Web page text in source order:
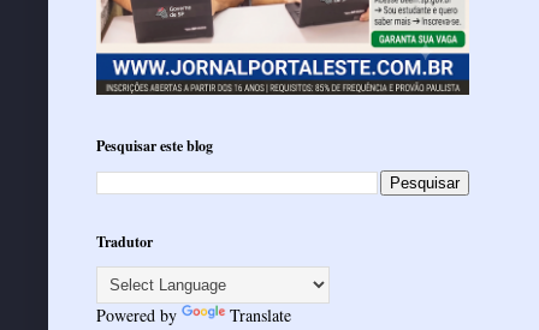
Pesquisar este blog
Tradutor
Powered by Translate